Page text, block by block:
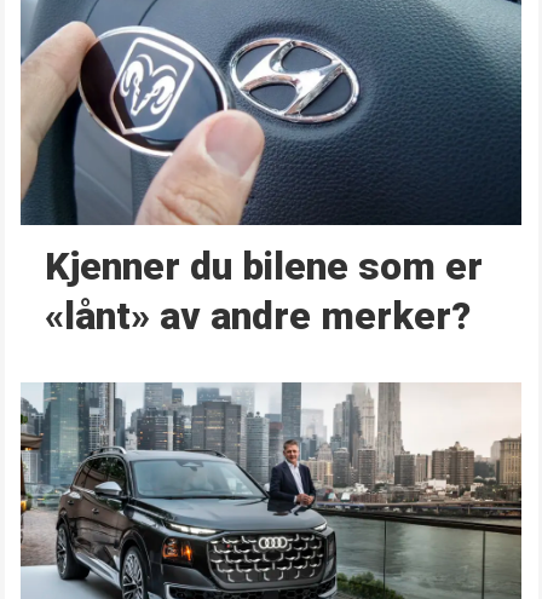
Kjenner du bilene som er
«lånt» av andre merker?